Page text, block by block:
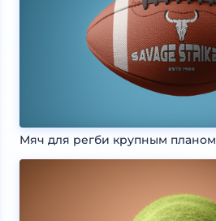
Мяч для регби крупным планом